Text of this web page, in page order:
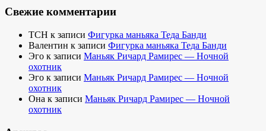
Свежие комментарии
TCH к записи Фигурка маньяка Теда Банди
Валентин к записи Фигурка маньяка Теда Банди
Эго к записи Маньяк Ричард Рамирес — Ночной
охотник
Эго к записи Маньяк Ричард Рамирес — Ночной
охотник
Она к записи Маньяк Ричард Рамирес — Ночной
охотник